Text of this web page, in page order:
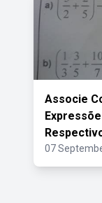
Associe
07